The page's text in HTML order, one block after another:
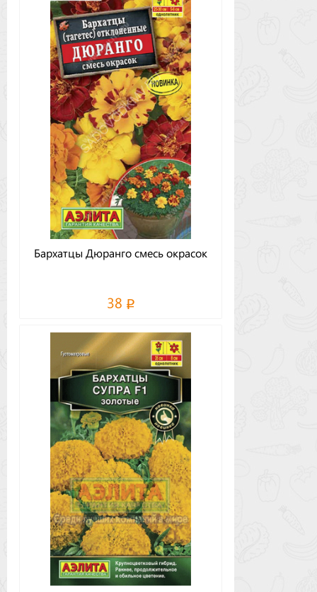
Бархатцы Дюранго смесь окрасок
38